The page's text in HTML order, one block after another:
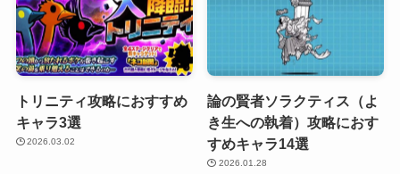
トリニティ攻略におすすめ
キャラ3選
2026.03.02
論の賢者ソラクティス（よ
き生への執着）攻略におす
すめキャラ14選
2026.01.28